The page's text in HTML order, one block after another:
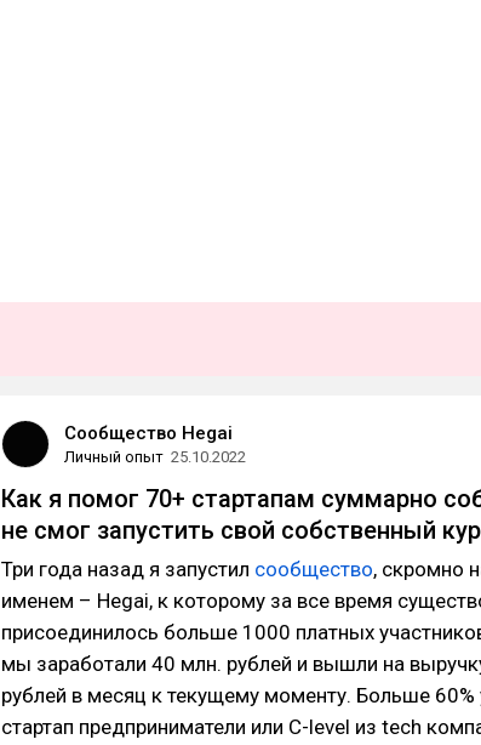
Сообщество Hegai
Личный опыт 25.10.2022
Как я помог 70+ стартапам суммарно
не смог запустить свой собственный
Три года назад я запустил сообщество, скромно
именем – Hegai, к которому за все время
присоединилось больше 1000 платных
мы заработали 40 млн. рублей и вышли на
рублей в месяц к текущему моменту. Больше 60%
стартап предприниматели или C-level из tech